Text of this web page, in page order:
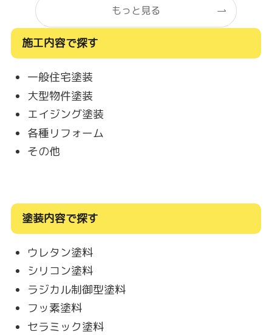
もっと見る
施工内容で探す
一般住宅塗装
大型物件塗装
エイジング塗装
各種リフォーム
その他
塗装内容で探す
ウレタン塗料
シリコン塗料
ラジカル制御型塗料
フッ素塗料
セラミック塗料